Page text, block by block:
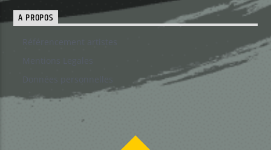
A PROPOS